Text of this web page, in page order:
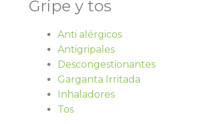
Gripe y tos
Anti alérgicos
Antigripales
Descongestionantes
Garganta Irritada
Inhaladores
Tos